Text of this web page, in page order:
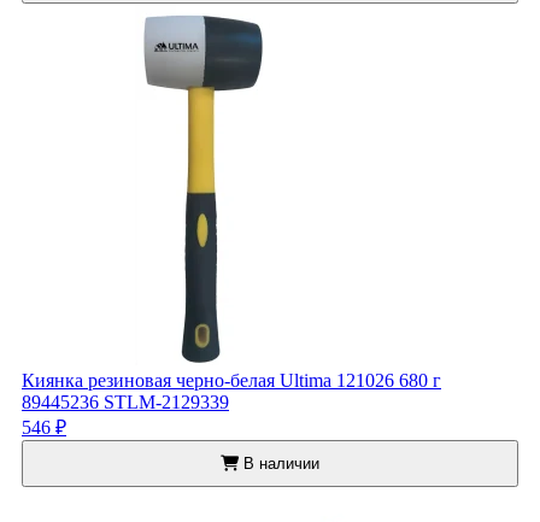
Киянка резиновая черно-белая Ultima 121026 680 г
89445236 STLM-2129339
546 ₽
В наличии